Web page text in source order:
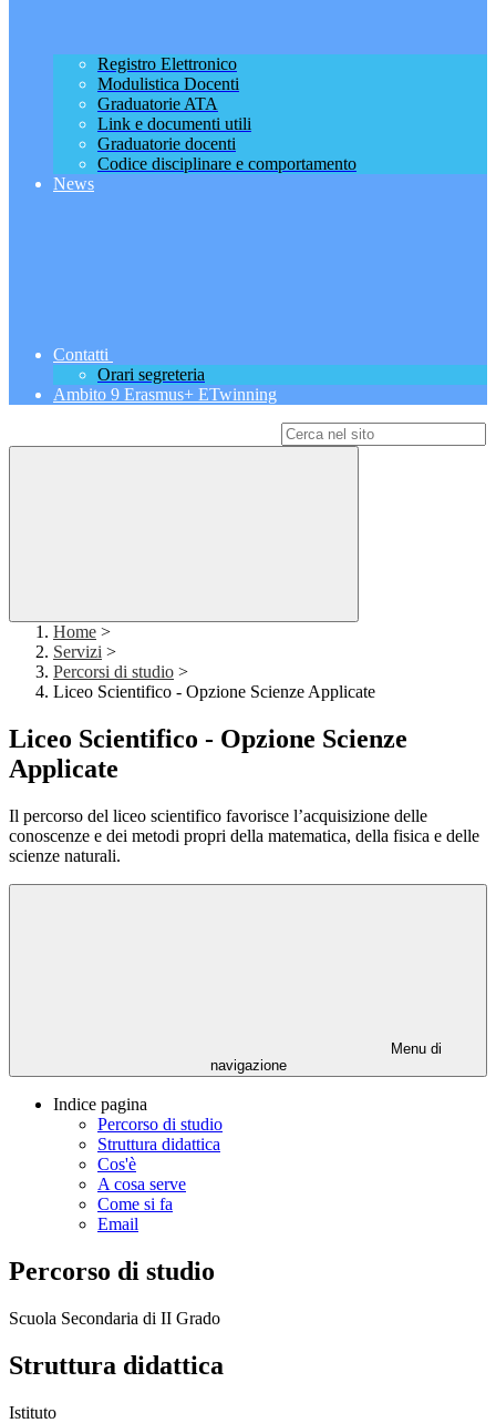
Registro Elettronico
Modulistica Docenti
Graduatorie ATA
Link e documenti utili
Graduatorie docenti
Codice disciplinare e comportamento
News
Contatti
Orari segreteria
Ambito 9 Erasmus+ ETwinning
Home >
Servizi >
Percorsi di studio >
Liceo Scientifico - Opzione Scienze Applicate
Liceo Scientifico - Opzione Scienze
Applicate
Il percorso del liceo scientifico favorisce l’acquisizione delle
conoscenze e dei metodi propri della matematica, della fisica e delle
scienze naturali.
Menu di
navigazione
Indice pagina
Percorso di studio
Struttura didattica
Cos'è
A cosa serve
Come si fa
Email
Percorso di studio
Scuola Secondaria di II Grado
Struttura didattica
Istituto